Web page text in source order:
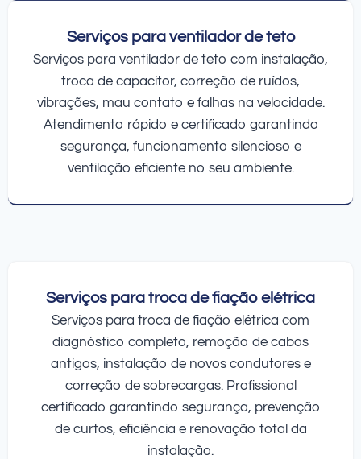
Serviços para ventilador de teto
Serviços para ventilador de teto com instalação,
troca de capacitor, correção de ruídos,
vibrações, mau contato e falhas na velocidade.
Atendimento rápido e certificado garantindo
segurança, funcionamento silencioso e
ventilação eficiente no seu ambiente.
Serviços para troca de fiação elétrica
Serviços para troca de fiação elétrica com
diagnóstico completo, remoção de cabos
antigos, instalação de novos condutores e
correção de sobrecargas. Profissional
certificado garantindo segurança, prevenção
de curtos, eficiência e renovação total da
instalação.